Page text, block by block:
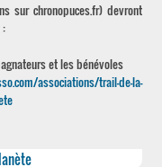
sur chronopuces.fr) devront
:
et les bénévoles
associations/trail-de-la-